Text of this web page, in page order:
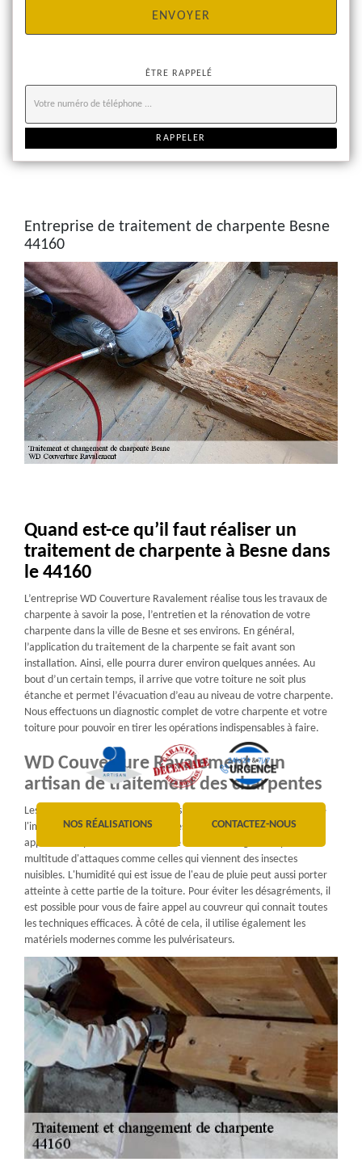
NOS RÉALISATIONS CONTACTEZ-NOUS
ÊTRE RAPPELÉ
Entreprise de traitement de charpente Besne
44160
Quand est-ce qu’il faut réaliser un
traitement de charpente à Besne dans
le 44160
L’entreprise WD Couverture Ravalement réalise tous les travaux de
charpente à savoir la pose, l’entretien et la rénovation de votre
charpente dans la ville de Besne et ses environs. En général,
l’application du traitement de la charpente se fait avant son
installation. Ainsi, elle pourra durer environ quelques années. Au
bout d’un certain temps, il arrive que votre toiture ne soit plus
étanche et permet l’évacuation d’eau au niveau de votre charpente.
Nous effectuons un diagnostic complet de votre charpente et votre
toiture pour pouvoir en tirer les opérations indispensables à faire.
WD Couverture Ravalement : un
artisan de traitement des charpentes
Les toitures sont les parties les plus importantes de la maison ou de
l'immeuble. En fait, cette surface est soutenue par une structure
appelée charpente. Cette dernière est souvent agressée par une
multitude d'attaques comme celles qui viennent des insectes
nuisibles. L'humidité qui est issue de l'eau de pluie peut aussi porter
atteinte à cette partie de la toiture. Pour éviter les désagréments, il
est possible pour vous de faire appel au couvreur qui connait toutes
les techniques efficaces. À côté de cela, il utilise également les
matériels modernes comme les pulvérisateurs.